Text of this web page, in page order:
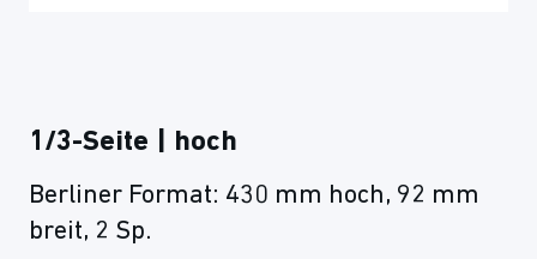
1/3-Seite | hoch
Berliner Format: 430 mm hoch, 92 mm
breit, 2 Sp.